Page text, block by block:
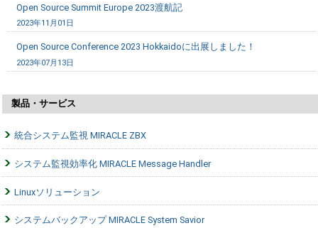
Open Source Summit Europe 2023渡航記
2023年11月01日
Open Source Conference 2023 Hokkaidoに出展しました！
2023年07月13日
製品・サービス
統合システム監視 MIRACLE ZBX
システム監視効率化 MIRACLE Message Handler
Linuxソリューション
システムバックアップ MIRACLE System Savior